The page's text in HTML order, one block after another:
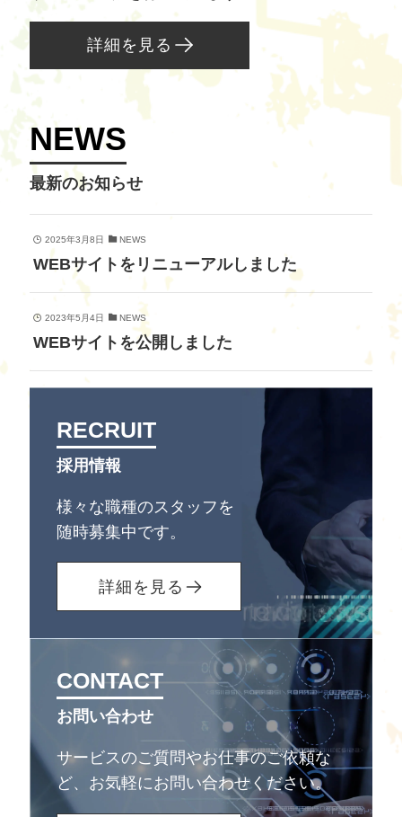
詳細を見る
NEWS
最新のお知らせ
2025年3月8日 NEWS
WEBサイトをリニューアルしました
2023年5月4日 NEWS
WEBサイトを公開しました
RECRUIT
採用情報
様々な職種のスタッフを
随時募集中です。
詳細を見る
CONTACT
お問い合わせ
サービスのご質問やお仕事のご依頼な
ど、 お気軽にお問い合わせください。